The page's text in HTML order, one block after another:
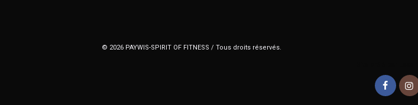
© 2026 PAYWIS-SPIRIT OF FITNESS / Tous droits réservés.